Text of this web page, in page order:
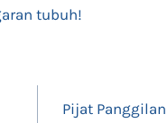
tubuh!
Pijat